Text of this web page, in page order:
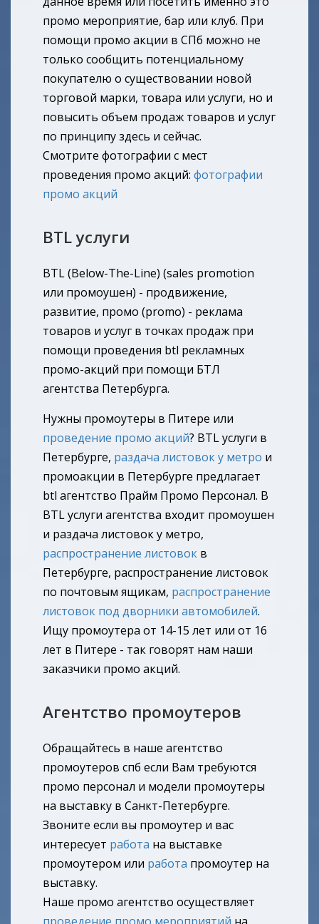
промо мероприятие, бар или клуб. При
помощи промо акции в СПб можно не
только сообщить потенциальному
покупателю о существовании новой
торговой марки, товара или услуги, но и
повысить объем продаж товаров и услуг
по принципу здесь и сейчас.
Смотрите фотографии с мест
проведения промо акций: фотографии
промо акций
BTL услуги
BTL (Below-The-Line) (sales promotion
или промоушен) - продвижение,
развитие, промо (promo) - реклама
товаров и услуг в точках продаж при
помощи проведения btl рекламных
промо-акций при помощи БТЛ
агентства Петербурга.
Нужны промоутеры в Питере или
проведение промо акций? BTL услуги в
Петербурге, раздача листовок у метро и
промоакции в Петербурге предлагает
btl агентство Прайм Промо Персонал. В
BTL услуги агентства входит промоушен
и раздача листовок у метро,
распространение листовок в
Петербурге, распространение листовок
по почтовым ящикам, распространение
листовок под дворники автомобилей.
Ищу промоутера от 14-15 лет или от 16
лет в Питере - так говорят нам наши
заказчики промо акций.
Агентство промоутеров
Обращайтесь в наше агентство
промоутеров спб если Вам требуются
промо персонал и модели промоутеры
на выставку в Санкт-Петербурге.
Звоните если вы промоутер и вас
интересует работа на выставке
промоутером или работа промоутер на
выставку.
Наше промо агентство осуществляет